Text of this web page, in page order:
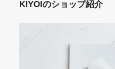
KIYOIのショップ紹介